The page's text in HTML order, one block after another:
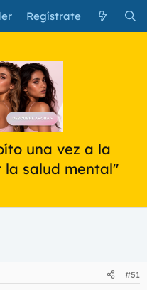
Regístrate
una vez a la
la salud mental"
#51